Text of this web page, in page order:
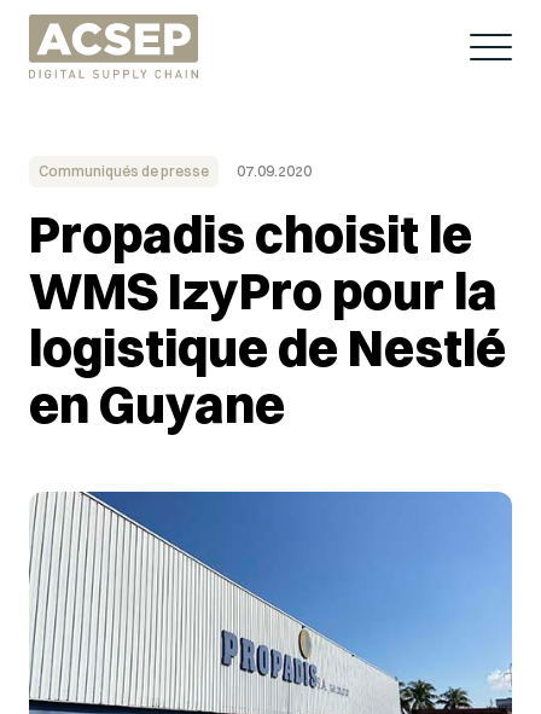
Communiqués de presse 07.09.2020
Propadis choisit le
WMS IzyPro pour la
logistique de Nestlé
en Guyane